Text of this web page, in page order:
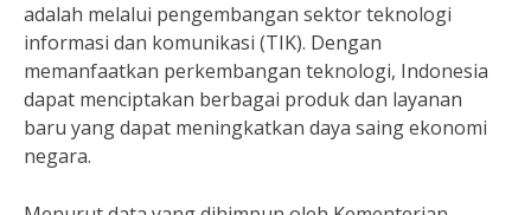
adalah melalui pengembangan sektor teknologi
informasi dan komunikasi (TIK). Dengan
memanfaatkan perkembangan teknologi, Indonesia
dapat menciptakan berbagai produk dan layanan
baru yang dapat meningkatkan daya saing ekonomi
negara.